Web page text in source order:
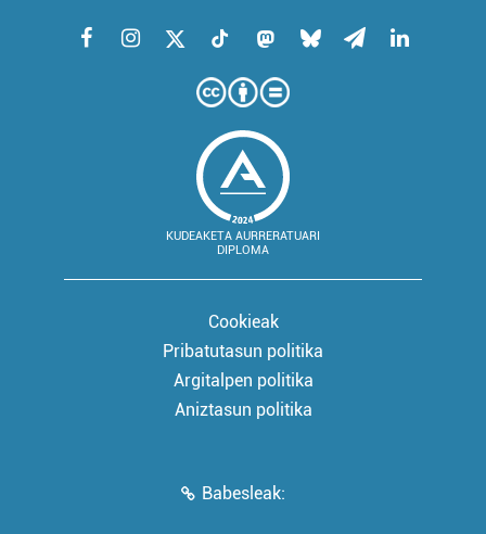
KUDEAKETA AURRERATUARI
DIPLOMA
Cookieak
Pribatutasun politika
Argitalpen politika
Aniztasun politika
Babesleak: